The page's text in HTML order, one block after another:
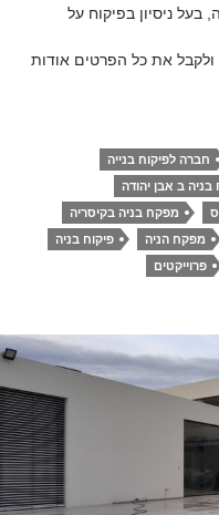
בעל ניסיון בפיקוח על
ולקבל את כל הפרטים אודות
חברה לפיקוח בנייה
ב אבן יהודה
מפקח בניה בקיסריה
מפקח הניה
פיקוח בניה
פרוייקטים